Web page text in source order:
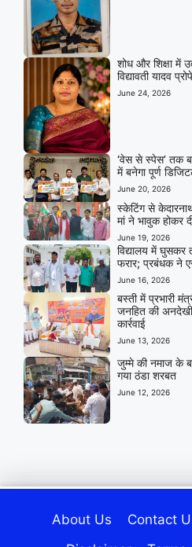
शोध और शिक्षा में
विद्यावती यादव
June 24, 2026
‘वेस से स्पेस’ तक
में बनेगा पूर्ण
June 20, 2026
स्केटिंग से
मां ने भावुक होकर
June 19, 2026
विद्यालय में घुसकर
फरार; प्रबंधक ने
June 16, 2026
बस्ती में प्रभारी
जनहित की अनदेखी
कार्रवाई
June 13, 2026
जुम्मे की नमाज के
गया ठंडा शरबत
June 12, 2026
About Us Contact